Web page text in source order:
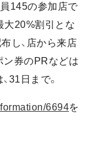
145の参加店で
大20%割引とな
し、店から来店
ン券のPRなどは
31日まで。
6694を